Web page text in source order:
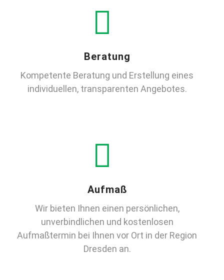
Beratung
Kompetente Beratung und Erstellung eines
individuellen, transparenten Angebotes.
Aufmaß
Wir bieten Ihnen einen persönlichen,
unverbindlichen und kostenlosen
Aufmaßtermin bei Ihnen vor Ort in der Region
Dresden an.